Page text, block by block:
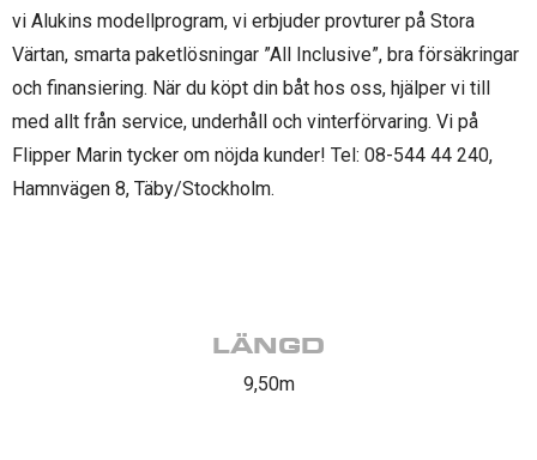
vi Alukins modellprogram, vi erbjuder provturer på Stora
Värtan, smarta paketlösningar ”All Inclusive”, bra försäkringar
och finansiering. När du köpt din båt hos oss, hjälper vi till
med allt från service, underhåll och vinterförvaring. Vi på
Flipper Marin tycker om nöjda kunder! Tel: 08-544 44 240,
Hamnvägen 8, Täby/Stockholm.
LÄNGD
9,50m